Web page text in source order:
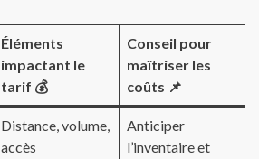
Éléments
impactant le
tarif 💰
Conseil pour
maîtriser les
coûts 📌
Distance, volume,
accès
Anticiper
l’inventaire et